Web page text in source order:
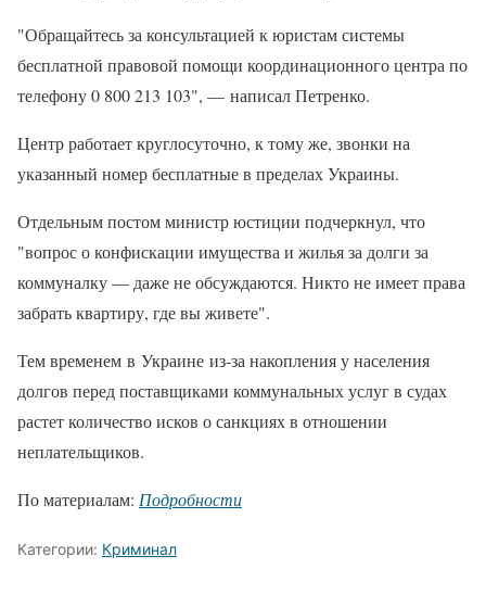
"Обращайтесь за консультацией к юристам системы
бесплатной правовой помощи координационного центра по
телефону 0 800 213 103", — написал Петренко.
Центр работает круглосуточно, к тому же, звонки на
указанный номер бесплатные в пределах Украины.
Отдельным постом министр юстиции подчеркнул, что
"вопрос о конфискации имущества и жилья за долги за
коммуналку — даже не обсуждаются. Никто не имеет права
забрать квартиру, где вы живете".
Тем временем в Украине из-за накопления у населения
долгов перед поставщиками коммунальных услуг в судах
растет количество исков о санкциях в отношении
неплательщиков.
По материалам: Подробности
Категории: Криминал